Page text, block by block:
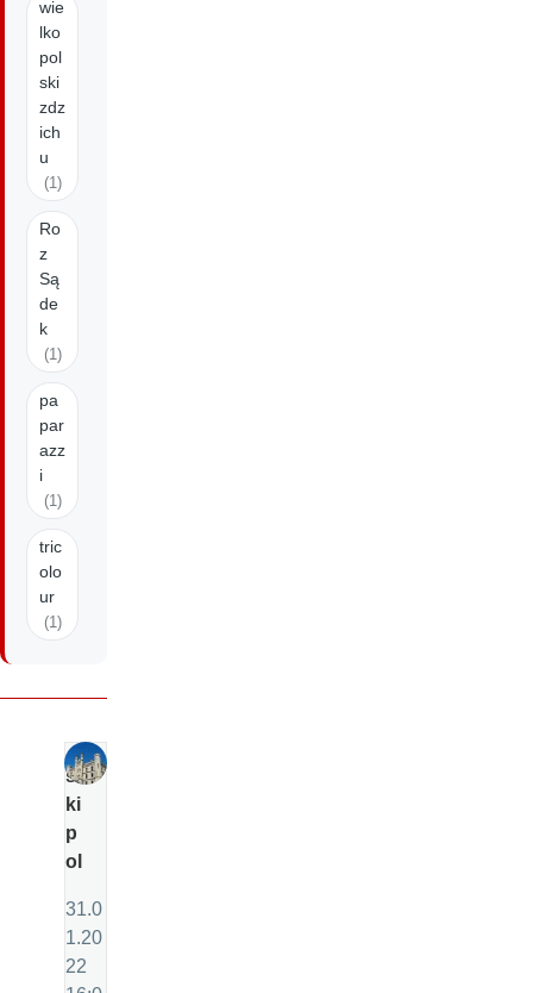
wie
lko
pol
ski
zdz
ich
u
(1)
Ro
z
Są
de
k
(1)
pa
par
azz
i
(1)
tric
olo
ur
(1)
s
ki
p
ol
31.0
1.20
22